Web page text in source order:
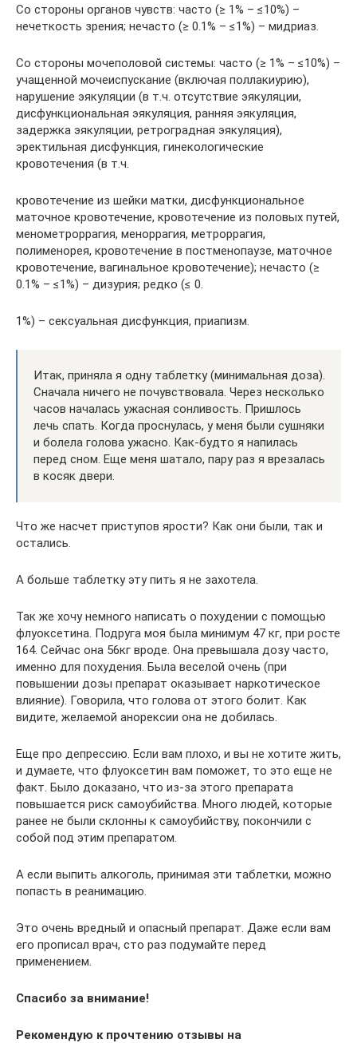
Со стороны органов чувств: часто (≥ 1% – ≤10%) –
нечеткость зрения; нечасто (≥ 0.1% – ≤1%) – мидриаз.
Со стороны мочеполовой системы: часто (≥ 1% – ≤10%) –
учащенной мочеиспускание (включая поллакиурию),
нарушение эякуляции (в т.ч. отсутствие эякуляции,
дисфункциональная эякуляция, ранняя эякуляция,
задержка эякуляции, ретроградная эякуляция),
эректильная дисфункция, гинекологические
кровотечения (в т.ч.
кровотечение из шейки матки, дисфункциональное
маточное кровотечение, кровотечение из половых путей,
менометроррагия, меноррагия, метроррагия,
полименорея, кровотечение в постменопаузе, маточное
кровотечение, вагинальное кровотечение); нечасто (≥
0.1% – ≤1%) – дизурия; редко (≤ 0.
1%) – сексуальная дисфункция, приапизм.
Итак, приняла я одну таблетку (минимальная доза).
Сначала ничего не почувствовала. Через несколько
часов началась ужасная сонливость. Пришлось
лечь спать. Когда проснулась, у меня были сушняки
и болела голова ужасно. Как-будто я напилась
перед сном. Еще меня шатало, пару раз я врезалась
в косяк двери.
Что же насчет приступов ярости? Как они были, так и
остались.
А больше таблетку эту пить я не захотела.
Так же хочу немного написать о похудении с помощью
флуоксетина. Подруга моя была минимум 47 кг, при росте
164. Сейчас она 56кг вроде. Она превышала дозу часто,
именно для похудения. Была веселой очень (при
повышении дозы препарат оказывает наркотическое
влияние). Говорила, что голова от этого болит. Как
видите, желаемой анорексии она не добилась.
Еще про депрессию. Если вам плохо, и вы не хотите жить,
и думаете, что флуоксетин вам поможет, то это еще не
факт. Было доказано, что из-за этого препарата
повышается риск самоубийства. Много людей, которые
ранее не были склонны к самоубийству, покончили с
собой под этим препаратом.
А если выпить алкоголь, принимая эти таблетки, можно
попасть в реанимацию.
Это очень вредный и опасный препарат. Даже если вам
его прописал врач, сто раз подумайте перед
применением.
Спасибо за внимание!
Рекомендую к прочтению отзывы на